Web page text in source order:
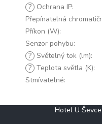
? Ochrana IP:
Přepínatelná
Příkon (W):
Senzor pohybu:
? Světelný tok (lm):
? Teplota světla (K):
Stmívatelné:
Hotel U Ševce